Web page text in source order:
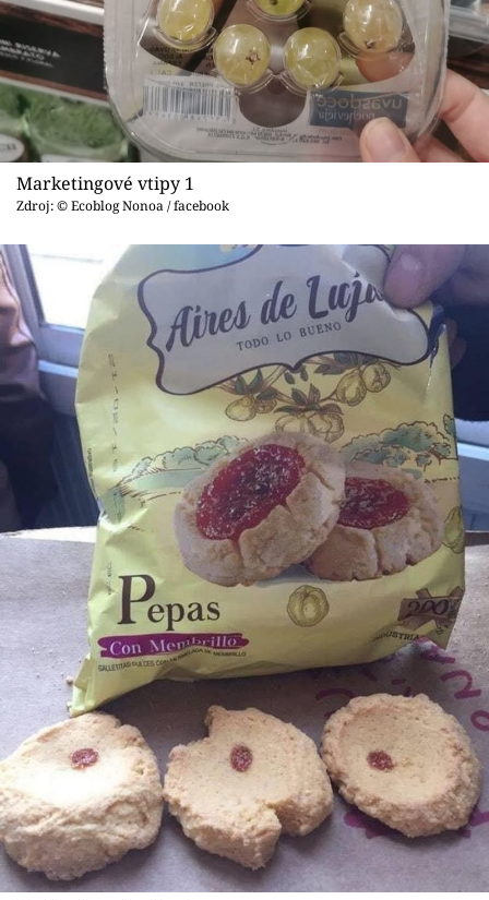
Videa
Sledujte prima+
Přihlášení
Sledujte nás
Marketingové vtipy 1
Zdroj: © Ecoblog Nonoa / facebook